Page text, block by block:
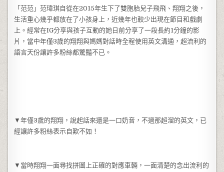
「范范」范瑋琪自從在2015年生下了雙胞胎兒子飛飛、翔翔之後，
生活重心幾乎都放在了小孩身上，近幾年也較少出現在節目和戲劇
上。經常在IG分享與孩子互動的她日前分享了一段長約1分鐘的影
片，當中年僅3歲的翔翔與媽媽對話時全程使用英文溝通，超流利的
語言天份讓許多粉絲都驚豔不已。
▼年僅3歲的翔翔，說起話來還是一口奶音，不過那超溜的英文，已
經讓許多粉絲表示自歎不如！
▼當時翔翔一面尋找拼圖上正確的對應車輛，一面清楚的念出流利的